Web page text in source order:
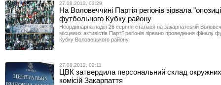
27.08.2012, 03:29
На Воловеччині Партія регіонів зірвала
футбольного Кубку району
Неординарна подія 26 серпня сталася на закарпатській
місцевих активістів Партії регіонів зірвано проведення фіналу
Кубку Воловецького району.
27.08.2012, 02:11
ЦВК затвердила персональний склад
комісій Закарпаття